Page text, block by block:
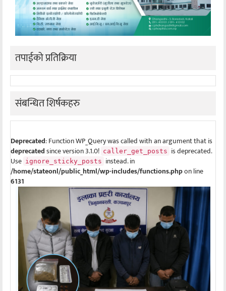
तपाईको प्रतिक्रिया
संबन्धित शिर्षकहरु
Deprecated: Function WP_Query was called with an argument that is
deprecatedsince version 3.1.0! caller_get_posts is deprecated.
Use ignore_sticky_posts instead. in
/home/stateonl/public_html/wp-includes/functions.phpon line
6131